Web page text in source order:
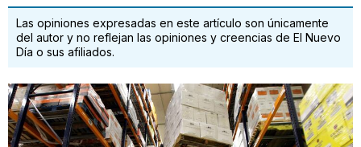
Las opiniones expresadas en este artículo son únicamente
del autor y no reflejan las opiniones y creencias de El Nuevo
Día o sus afiliados.